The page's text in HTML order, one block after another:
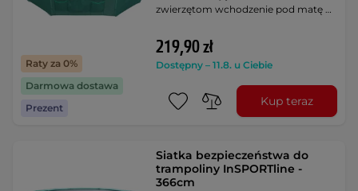
Raty za 0%
Darmowa dostawa
Prezent
zwierzętom wchodzenie pod matę …
219,90 zł
Dostępny – 11.8. u Ciebie
Kup teraz
Siatka bezpieczeństwa do
trampoliny InSPORTline -
366cm